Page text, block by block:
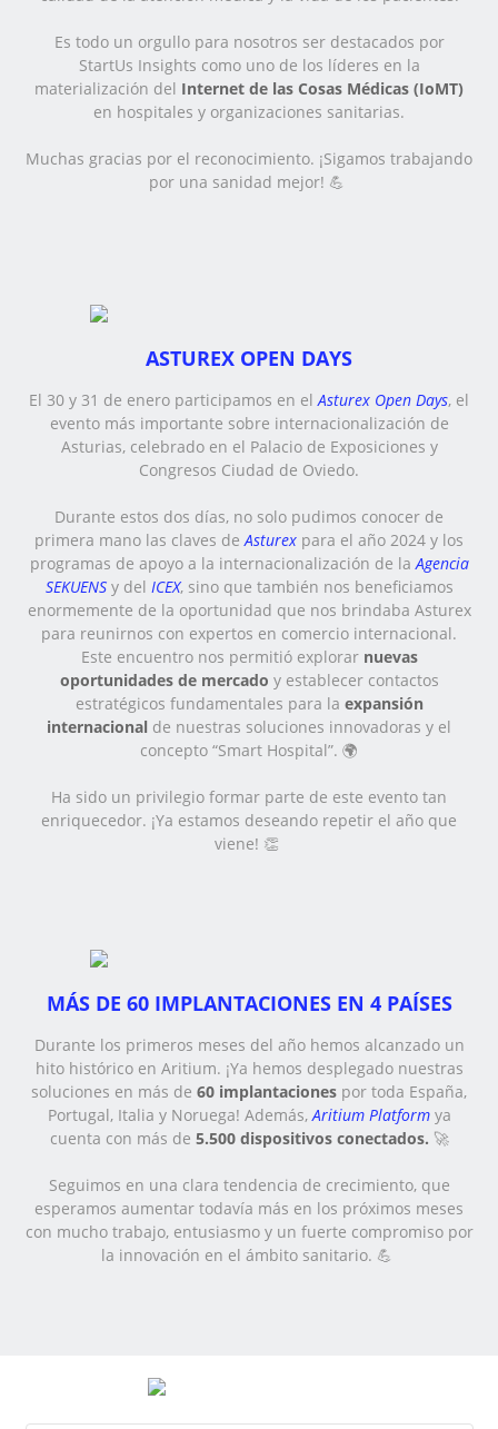
Es todo un orgullo para nosotros ser destacados por
StartUs Insights como uno de los líderes en la
materialización del Internet de las Cosas Médicas (IoMT)
en hospitales y organizaciones sanitarias.
Muchas gracias por el reconocimiento. ¡Sigamos trabajando
por una sanidad mejor! 💪
ASTUREX OPEN DAYS
El 30 y 31 de enero participamos en elAsturex Open Days, el
evento más importante sobre internacionalización de
Asturias, celebrado en el Palacio de Exposiciones y
Congresos Ciudad de Oviedo.
Durante estos dos días, no solo pudimos conocer de
primera mano las claves deAsturex para el año 2024 y los
programas de apoyo a la internacionalización de laAgencia
SEKUENSy del ICEX, sino que también nos beneficiamos
enormemente de la oportunidad que nos brindaba Asturex
para reunirnos con expertos en comercio internacional.
Este encuentro nos permitió explorarnuevas
oportunidades de mercado y establecer contactos
estratégicos fundamentales para la expansión
internacional de nuestras soluciones innovadoras y el
concepto “Smart Hospital”. 🌍
Ha sido un privilegio formar parte de este evento tan
enriquecedor. ¡Ya estamos deseando repetir el año que
viene! 👏
MÁS DE 60 IMPLANTACIONES EN 4 PAÍSES
Durante los primeros meses del año hemos alcanzado un
hito histórico en Aritium. ¡Ya hemos desplegado nuestras
soluciones en más de 60 implantaciones por toda España,
Portugal, Italia y Noruega! Además,Aritium Platformya
cuenta con más de 5.500 dispositivos conectados. 🚀
Seguimos en una clara tendencia de crecimiento, que
esperamos aumentar todavía más en los próximos meses
con mucho trabajo, entusiasmo y un fuerte compromiso por
la innovación en el ámbito sanitario. 💪